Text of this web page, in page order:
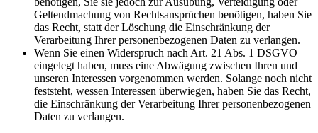
Geltendmachung von Rechtsansprüchen benötigen, haben Sie
das Recht, statt der Löschung die Einschränkung der
Verarbeitung Ihrer personenbezogenen Daten zu verlangen.
Wenn Sie einen Widerspruch nach Art. 21 Abs. 1 DSGVO
eingelegt haben, muss eine Abwägung zwischen Ihren und
unseren Interessen vorgenommen werden. Solange noch nicht
feststeht, wessen Interessen überwiegen, haben Sie das Recht,
die Einschränkung der Verarbeitung Ihrer personenbezogenen
Daten zu verlangen.